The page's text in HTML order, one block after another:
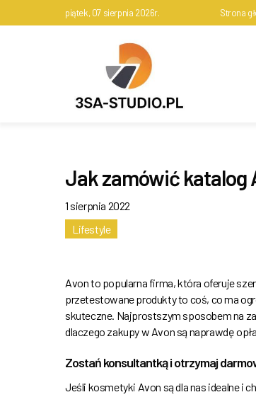
piątek, 07 sierpnia 2026r. Strona
Jak zamówić katalog
1 sierpnia 2022
Lifestyle
Avon to popularna firma, która oferuje
przetestowane produkty to coś, co ma
skuteczne. Najprostszym sposobem na
dlaczego zakupy w Avon są naprawdę
Zostań konsultantką i otrzymaj
Jeśli kosmetyki Avon są dla nas idealne i